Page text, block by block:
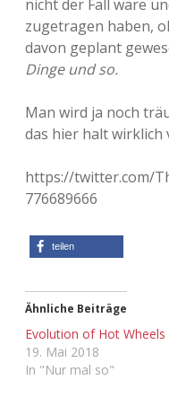
nicht der Fall wäre
zugetragen haben,
davon geplant
Dinge und so.
Man wird ja noch
das hier halt wirklich
https://twitter.com/
776689666
teilen
Ähnliche Beiträge
Evolution of Hot Wheels
19. Mai 2018
In "Nur mal so"